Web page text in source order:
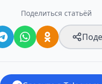
Поделиться статьёй